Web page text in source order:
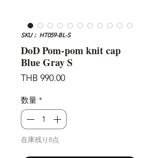
SKU： HT059-BL-S
DoD Pom-pom knit cap
Blue Gray S
THB 990.00価
数量 *
在庫残り8点